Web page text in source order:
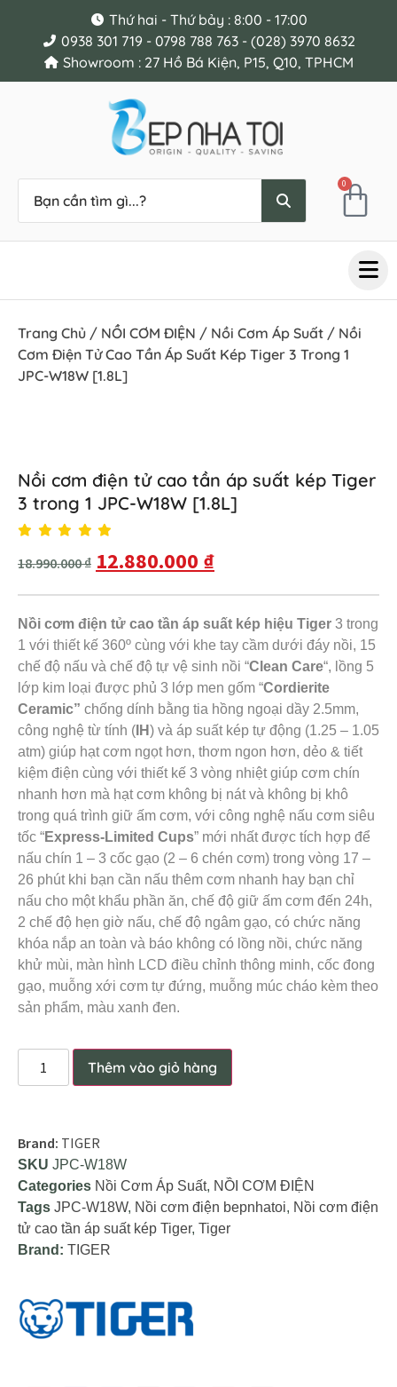
Thứ hai - Thứ bảy : 8:00 - 17:00
0938 301 719 - 0798 788 763 - (028) 3970 8632
Showroom : 27 Hồ Bá Kiện, P15, Q10, TPHCM
0
Trang Chủ / NỒI CƠM ĐIỆN / Nồi Cơm Áp Suất / Nồi
Cơm Điện Tử Cao Tần Áp Suất Kép Tiger 3 Trong 1
JPC-W18W [1.8L]
Nồi cơm điện tử cao tần áp suất kép Tiger
3 trong 1 JPC-W18W [1.8L]
18.990.000₫ 12.880.000 ₫
Nồi cơm điện tử cao tần áp suất kép hiệu Tiger 3 trong
1 với thiết kế 360º cùng với khe tay cầm dưới đáy nồi, 15
chế độ nấu và chế độ tự vệ sinh nồi “Clean Care“, lồng 5
lớp kim loại được phủ 3 lớp men gốm “Cordierite
Ceramic” chống dính bằng tia hồng ngoại dầy 2.5mm,
công nghệ từ tính ( IH ) và áp suất kép tự động (1.25 – 1.05
atm) giúp hạt cơm ngọt hơn, thơm ngon hơn, dẻo & tiết
kiệm điện cùng với thiết kế 3 vòng nhiệt giúp cơm chín
nhanh hơn mà hạt cơm không bị nát và không bị khô
trong quá trình giữ ấm cơm, với công nghệ nấu cơm siêu
tốc “Express-Limited Cups” mới nhất được tích hợp để
nấu chín 1 – 3 cốc gạo (2 – 6 chén cơm) trong vòng 17 –
26 phút khi bạn cần nấu thêm cơm nhanh hay bạn chỉ
nấu cho một khẩu phần ăn, chế độ giữ ấm cơm đến 24h,
2 chế độ hẹn giờ nấu, chế độ ngâm gạo, có chức năng
khóa nắp an toàn và báo không có lồng nồi, chức năng
khử mùi, màn hình LCD điều chỉnh thông minh, cốc đong
gạo, muỗng xới cơm tự đứng, muỗng múc cháo kèm theo
sản phẩm, màu xanh đen.
Thêm vào giỏ hàng
Brand: TIGER
SKU JPC-W18W
Categories Nồi Cơm Áp Suất, NỒI CƠM ĐIỆN
Tags JPC-W18W, Nồi cơm điện bepnhatoi, Nồi cơm điện
tử cao tần áp suất kép Tiger, Tiger
Brand: TIGER